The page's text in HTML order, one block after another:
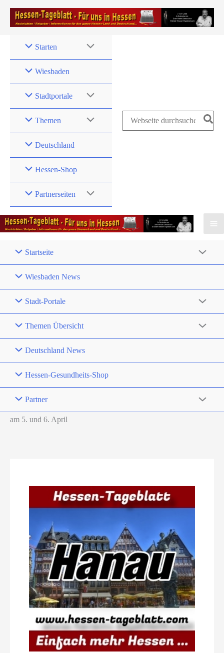
Zum
Inhalt
Starten
Wiesbaden
Stadtportale
Themen
Deutschland
Hessen-Shop
Partnerseiten
Search
Startseite
Wiesbaden News
Stadt-Portale
Themen Übersicht
Deutschland News
Hessen-Gesundheits-Shop
Partner
am 5. und 6. April